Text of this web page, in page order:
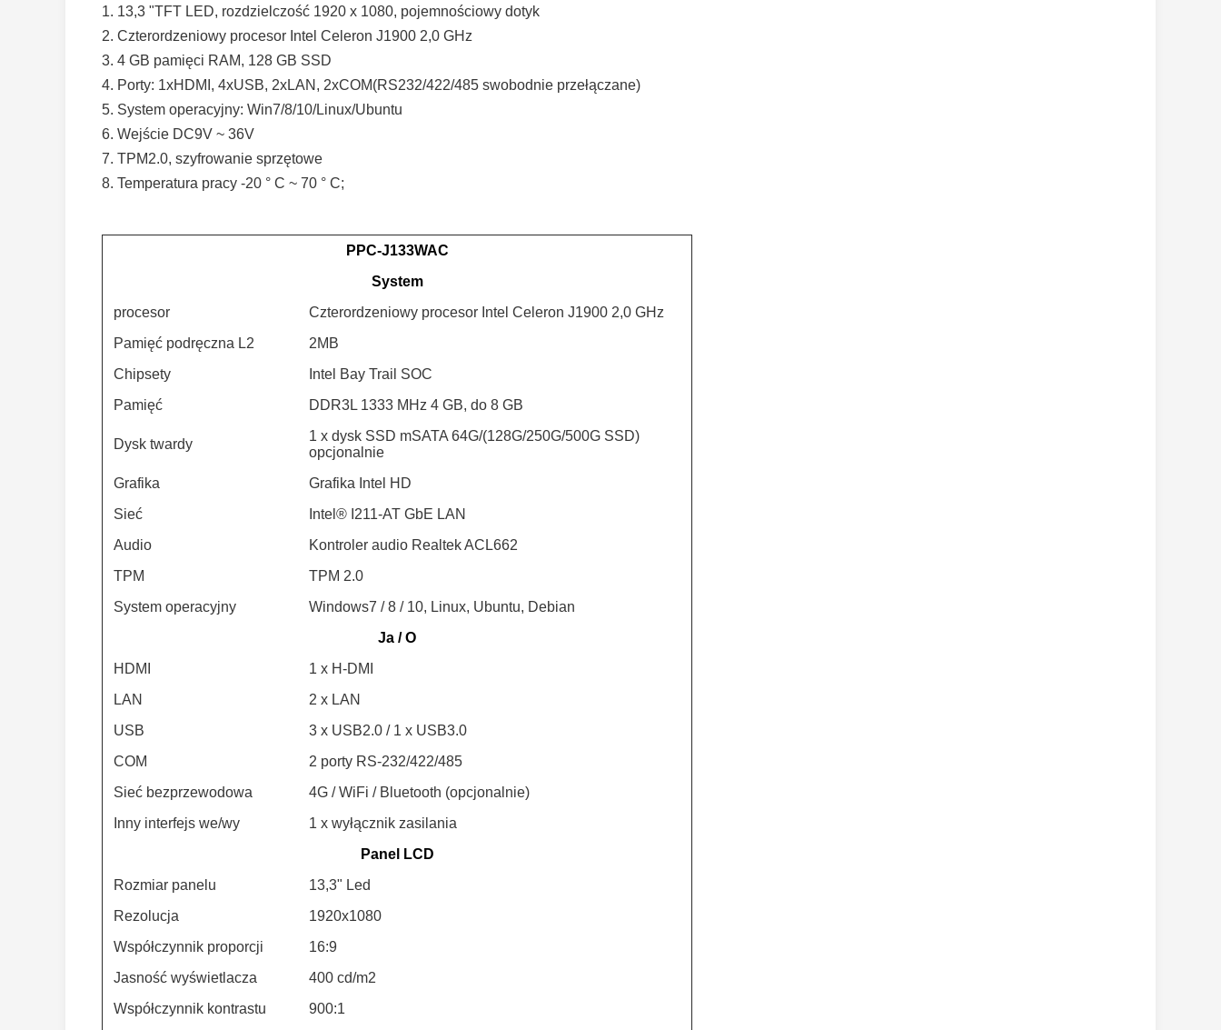
1. 13,3 "TFT LED, rozdzielczość 1920 x 1080, pojemnościowy dotyk
2. Czterordzeniowy procesor Intel Celeron J1900 2,0 GHz
3. 4 GB pamięci RAM, 128 GB SSD
4. Porty: 1xHDMI, 4xUSB, 2xLAN, 2xCOM(RS232/422/485 swobodnie przełączane)
5. System operacyjny: Win7/8/10/Linux/Ubuntu
6. Wejście DC9V ~ 36V
7. TPM2.0, szyfrowanie sprzętowe
8. Temperatura pracy -20 ° C ~ 70 ° C;
PPC-J133WAC
System
procesor
Czterordzeniowy procesor Intel Celeron J1900 2,0 GHz
Pamięć podręczna L2
2MB
Chipsety
Intel Bay Trail SOC
Pamięć
DDR3L 1333 MHz 4 GB, do 8 GB
Dysk twardy
1 x dysk SSD mSATA 64G/(128G/250G/500G SSD)
opcjonalnie
Grafika
Grafika Intel HD
Sieć
Intel® I211-AT GbE LAN
Audio
Kontroler audio Realtek ACL662
TPM
TPM 2.0
System operacyjny
Windows7 / 8 / 10, Linux, Ubuntu, Debian
Ja / O
HDMI
1 x H-DMI
LAN
2 x LAN
USB
3 x USB2.0 / 1 x USB3.0
COM
2 porty RS-232/422/485
Sieć bezprzewodowa
4G / WiFi / Bluetooth (opcjonalnie)
Inny interfejs we/wy
1 x wyłącznik zasilania
Panel LCD
Rozmiar panelu
13,3" Led
Rezolucja
1920x1080
Współczynnik proporcji
16:9
Jasność wyświetlacza
400 cd/m2
Współczynnik kontrastu
900:1